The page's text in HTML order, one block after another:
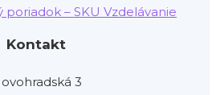
poriadok – SKU Vzdelávanie
Kontakt
3